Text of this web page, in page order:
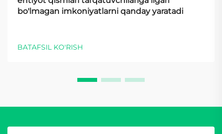
bo'lmagan imkoniyatlarni qanday yaratadi
BATAFSIL KO'RISH